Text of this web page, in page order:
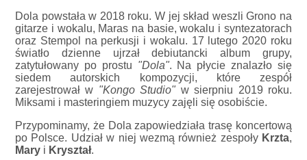
Dola powstała w 2018 roku. W jej skład weszli Grono na
gitarze i wokalu, Maras na basie, wokalu i syntezatorach
oraz Stempol na perkusji i wokalu. 17 lutego 2020 roku
światło dzienne ujrzał debiutancki album grupy,
zatytułowany po prostu "Dola". Na płycie znalazło się
siedem autorskich kompozycji, które zespół
zarejestrował w "Kongo Studio" w sierpniu 2019 roku.
Miksami i masteringiem muzycy zajęli się osobiście.
Przypominamy, że Dola zapowiedziała trasę koncertową
po Polsce. Udział w niej wezmą również zespoły Krzta,
Mary i Kryształ.